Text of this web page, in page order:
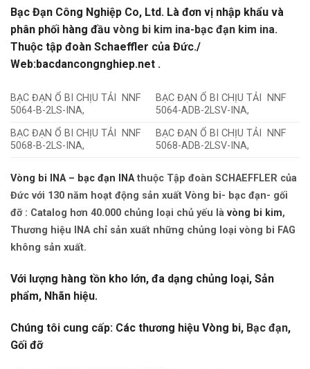
Bạc Đạn Công Nghiệp Co, Ltd. Là đơn vị nhập khẩu và
phân phối hàng đầu vòng bi kim ina-bạc đạn kim ina.
Thuộc tập đoàn Schaeffler của Đức./
Web:bacdancongnghiep.net .
BẠC ĐẠN Ổ BI CHỊU TẢI NNF
5064-B-2LS-INA,
BẠC ĐẠN Ổ BI CHỊU TẢI NNF
5064-ADB-2LSV-INA,
BẠC ĐẠN Ổ BI CHỊU TẢI NNF
5068-B-2LS-INA,
BẠC ĐẠN Ổ BI CHỊU TẢI NNF
5068-ADB-2LSV-INA,
Vòng bi INA – bạc đạn INAthuộc Tập đoàn SCHAEFFLER của
Đức với 130 năm hoạt động sản xuất Vòng bi- bạc đạn- gối
đỡ : Catalog hơn 40.000 chủng loại chủ yếu là vòng bi kim,
Thương hiệu INA chỉ sản xuất những chủng loại vòng bi FAG
không sản xuất.
Với lượng hàng tồn kho lớn, đa dạng chủng loại, Sản
phẩm, Nhãn hiệu.
Chúng tôi cung cấp: Các thương hiệu Vòng bi, Bạc đạn,
Gối đỡ